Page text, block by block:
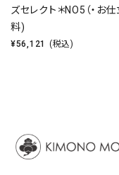
ズセレクト＊NO5（・お
料)
¥56,121 (税込)